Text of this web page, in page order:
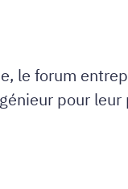
le forum
pour